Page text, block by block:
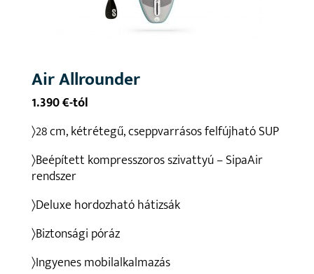
Air Allrounder
1.390 €-tól
〉28 cm, kétrétegű, cseppvarrásos felfújható SUP
〉Beépített kompresszoros szivattyú – SipaAir
rendszer
〉Deluxe hordozható hátizsák
〉Biztonsági póráz
〉Ingyenes mobilalkalmazás